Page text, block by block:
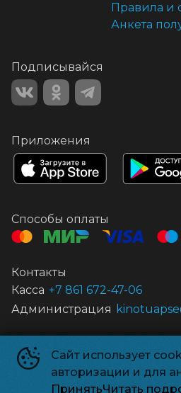
Сайт использует
авторизации и для
ПринятьЧитать
Правила и
Анкета
Подписывайся
Приложения
Способы оплаты
Контакты
Касса +7 861 672-47-06
Администрация
Муниципальное автономное
и досуга «Россия»© 1959- 2026
Powered by